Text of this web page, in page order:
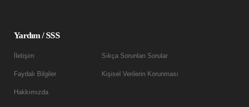
Yardım / SSS
İletişim
Faydalı Bilgiler
Hakkımızda
Sıkça Sorunlan Sorular
Kişisel Verilerin Korunması